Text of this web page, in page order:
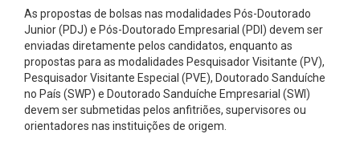
As propostas de bolsas nas modalidades Pós-Doutorado
Junior (PDJ) e Pós-Doutorado Empresarial (PDI) devem ser
enviadas diretamente pelos candidatos, enquanto as
propostas para as modalidades Pesquisador Visitante (PV),
Pesquisador Visitante Especial (PVE), Doutorado Sanduíche
no País (SWP) e Doutorado Sanduíche Empresarial (SWI)
devem ser submetidas pelos anfitriões, supervisores ou
orientadores nas instituições de origem.